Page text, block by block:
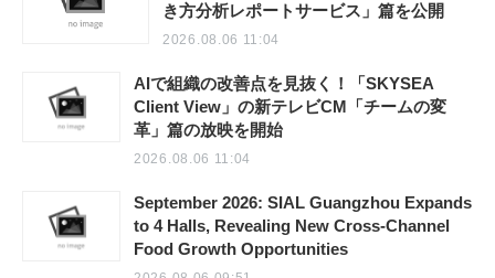
き方分析レポートサービス」篇を公開
2026.08.06 11:04
AIで組織の改善点を見抜く！「SKYSEA
Client View」の新テレビCM「チームの変
革」篇の放映を開始
2026.08.06 11:04
September 2026: SIAL Guangzhou Expands
to 4 Halls, Revealing New Cross-Channel
Food Growth Opportunities